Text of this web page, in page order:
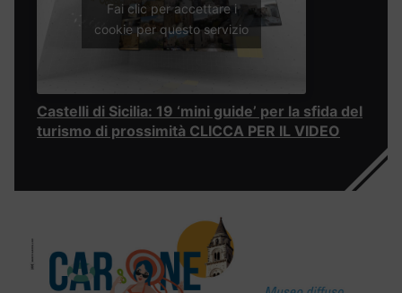
Fai clic per accettare i
cookie per questo servizio
Castelli di Sicilia: 19 ‘mini guide’ per la sfida del
turismo di prossimità CLICCA PER IL VIDEO